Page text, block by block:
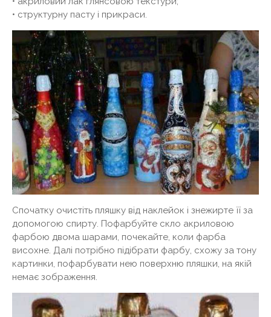
• структурну пасту і прикраси.
Спочатку очистіть пляшку від наклейок і знежирте її за
допомогою спирту. Пофарбуйте скло акриловою
фарбою двома шарами, почекайте, коли фарба
висохне. Далі потрібно підібрати фарбу, схожу за тону
картинки, пофарбувати нею поверхню пляшки, на якій
немає зображення.